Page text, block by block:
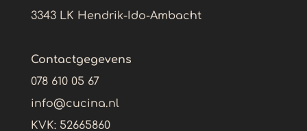
3343 LK Hendrik-Ido-Ambacht
Contactgegevens
078 610 05 67
info@cucina.nl
KVK: 52665860